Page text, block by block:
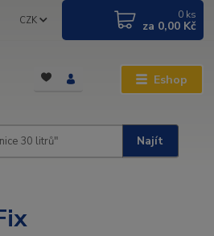
Eshop
CZK
Najít
0 ks
za 0,00 Kč